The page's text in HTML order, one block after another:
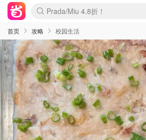
麦卢卡蜂蜜夏促！个位数！
Prada/Miu 4.8折！
啥？必胜客披萨5折！
首页 攻略 校园生活